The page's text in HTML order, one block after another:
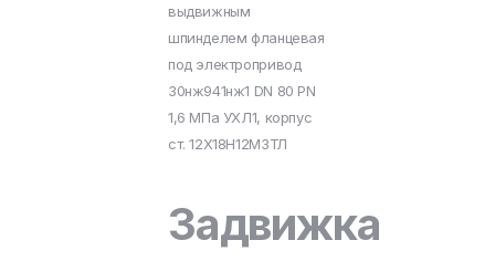
выдвижным
шпинделем фланцевая
под электропривод
30нж941нж1 DN 80 PN
1,6 МПа УХЛ1, корпус
ст. 12Х18Н12М3ТЛ
Задвижка